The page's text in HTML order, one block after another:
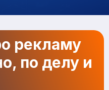
рекламу
по делу и